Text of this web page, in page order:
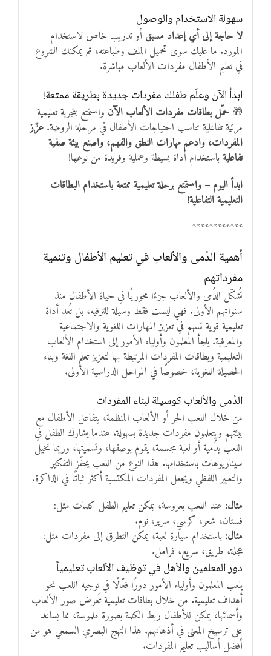
سهولة الاستخدام والوصول
لا حاجة إلى أي إعداد مسبق أو تدريب خاص لاستخدام
المورد. ما عليك سوى تحميل الملف وطباعته، ثم يمكنك الشروع
في تعليم الأطفال مفردات الألعاب مباشرة.
ابدأ الآن وعلّم طفلك مفردات جديدة بطريقة ممتعة!
🎁 حمّل بطاقات مفردات الألعاب الآن واستمتع بتجربة تعليمية
مرئية تفاعلية تناسب احتياجات الأطفال في مرحلة الروضة. عزّز
المفردات، وادعم مهارات النطق والفهم، واصنع بيئة صفية
تفاعليةباستخدام أداة بسيطة وعملية وفريدة من نوعها!
ابدأ اليوم – واستمتع برحلة تعليمية ممتعة باستخدام البطاقات
التعليمية التفاعلية!
************
أهمية الدُمى والألعاب في تعليم الأطفال وتنمية
مفرداتهم
تُشكّل الدُمى والألعاب جزءًا محوريًا في حياة الأطفال منذ
سنواتهم الأولى. فهي ليست فقط وسيلة للترفيه، بل تُعد أداة
تعليمية قوية تسهم في تعزيز المهارات اللغوية والاجتماعية
والمعرفية. يلجأ المعلمون وأولياء الأمور إلى استخدام الألعاب
التعليمية وبطاقات المفردات المرتبطة بها لتعزيز تعلم اللغة وبناء
الحصيلة اللغوية، خصوصًا في المراحل الدراسية الأولى.
الدُمى والألعاب كوسيلة لبناء المفردات
من خلال اللعب الحر أو الألعاب المنظمة، يتفاعل الأطفال مع
بيئتهم ويتعلمون مفردات جديدة بسهولة. عندما يشارك الطفل في
اللعب بدُمية أو لعبة مجسمة، يقوم بوصفها، وتسميتها، وربما تخيل
سيناريوهات باستخدامها. هذا النوع من اللعب يحفّز التفكير
والتعبير اللفظي ويجعل المفردات المكتسبة أكثر ثباتًا في الذاكرة.
مثال: عند اللعب بعروسة، يمكن تعليم الطفل كلمات مثل:
فستان، شعر، كرسي، سرير، نوم.
مثال: باستخدام سيارة لعبة، يمكن التطرق إلى مفردات مثل:
عجلة، طريق، سريع، فرامل.
دور المعلمين والأهل في توظيف الألعاب تعليمياً
يلعب المعلمون وأولياء الأمور دورًا فعّالًا في توجيه اللعب نحو
أهداف تعليمية. من خلال بطاقات تعليمية تَعرض صور الألعاب
وأسمائها، يمكن للأطفال ربط الكلمة بصورة ملموسة، مما يساعد
على ترسيخ المعنى في أذهانهم. هذا النهج البصري السمعي هو من
أفضل أساليب تعليم المفردات.